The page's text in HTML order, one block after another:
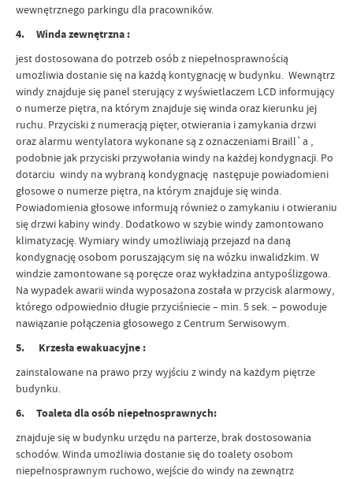
wewnętrznego parkingu dla pracowników.
4. Winda zewnętrzna :
jest dostosowana do potrzeb osób z niepełnosprawnością
umożliwia dostanie się na każdą kontygnację w budynku. Wewnątrz
windy znajduje się panel sterujący z wyświetlaczem LCD informujący
o numerze piętra, na którym znajduje się winda oraz kierunku jej
ruchu. Przyciski z numeracją pięter, otwierania i zamykania drzwi
oraz alarmu wentylatora wykonane są z oznaczeniami Braill`a ,
podobnie jak przyciski przywołania windy na każdej kondygnacji. Po
dotarciu windy na wybraną kondygnację następuje powiadomieni
głosowe o numerze piętra, na którym znajduje się winda.
Powiadomienia głosowe informują również o zamykaniu i otwieraniu
się drzwi kabiny windy. Dodatkowo w szybie windy zamontowano
klimatyzację. Wymiary windy umożliwiają przejazd na daną
kondygnację osobom poruszającym się na wózku inwalidzkim. W
windzie zamontowane są poręcze oraz wykładzina antypoślizgowa.
Na wypadek awarii winda wyposażona została w przycisk alarmowy,
którego odpowiednio długie przyciśniecie – min. 5 sek. – powoduje
nawiązanie połączenia głosowego z Centrum Serwisowym.
5. Krzesła ewakuacyjne :
zainstalowane na prawo przy wyjściu z windy na każdym piętrze
budynku.
6. Toaleta dla osób niepełnosprawnych:
znajduje się w budynku urzędu na parterze, brak dostosowania
schodów. Winda umożliwia dostanie się do toalety osobom
niepełnosprawnym ruchowo, wejście do windy na zewnątrz